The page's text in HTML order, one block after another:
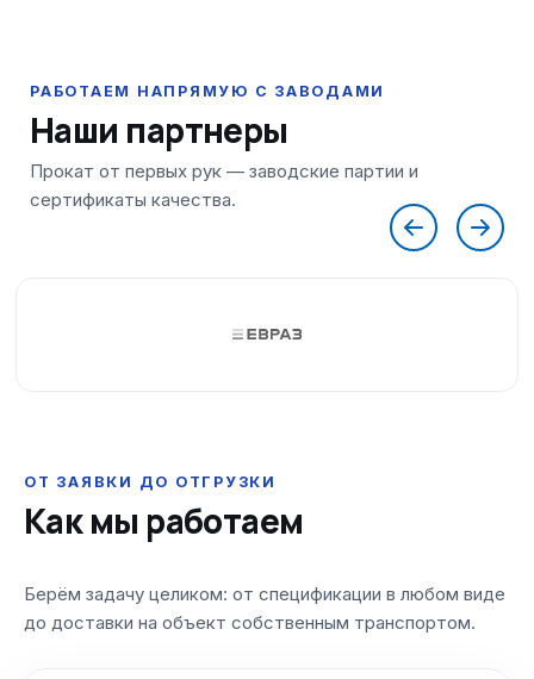
Наши партнеры
ОТ ЗАЯВКИ ДО ОТГРУЗКИ
Как мы работаем
Берём задачу целиком: от спецификации в любом виде
до доставки на объект собственным транспортом.